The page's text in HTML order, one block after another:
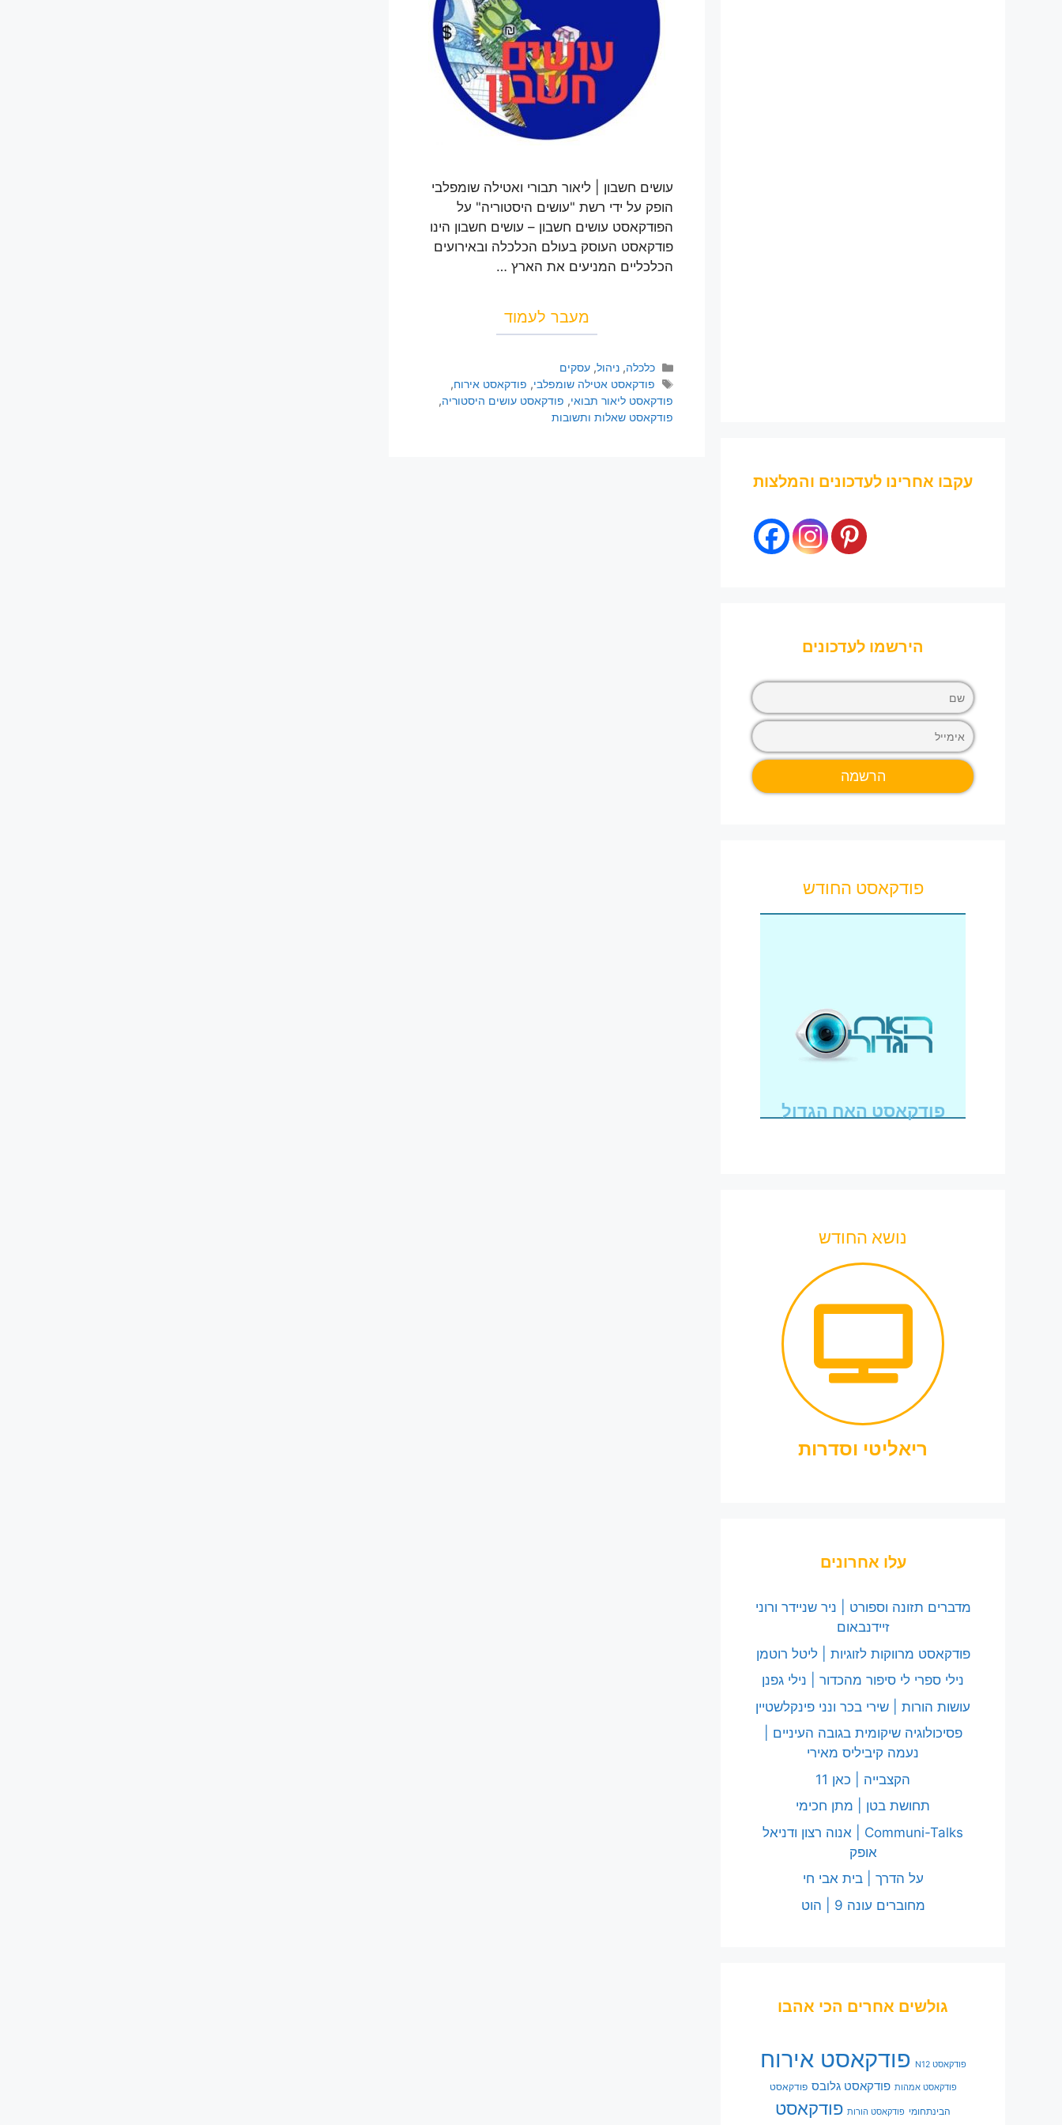
עושים חשבון | ליאור תבורי ואטילה שומפלבי
הופק על ידי רשת "עושים היסטוריה" על
הפודקאסט עושים חשבון – עושים חשבון הינו
פודקאסט העוסק בעולם הכלכלה ובאירועים
הכלכליים המניעים את הארץ …
מעבר לעמוד
כלכלה,ניהול,עסקים
פודקאסט אטילה שומפלבי, פודקאסט אירוח,
פודקאסט ליאור תבואי, פודקאסט עושים היסטוריה,
פודקאסט שאלות ותשובות
עקבו אחרינו לעדכונים והמלצות
הירשמו לעדכונים
פודקאסט החודש
פודקאסט האח הגדול
נושא החודש
ריאליטי וסדרות
עלו אחרונים
מדברים תזונה וספורט | ניר שניידר ורוני
זיידנבאום
פודקאסט מרווקות לזוגיות | ליטל רוטמן
נילי ספרי לי סיפור מהכדור | נילי גפנן
עושות הורות | שירי בכר ונני פינקלשטיין
פסיכולוגיה שיקומית בגובה העיניים |
נעמה קיביליס מאירי
הקצבייה | כאן 11
תחושת בטן | מתן חכימי
Communi-Talks | אנוה רצון ודניאל
אופק
על הדרך | בית אבי חי
מחוברים עונה 9 | הוט
גולשים אחרים הכי אהבו
פודקאסט N12 פודקאסט אירוח
פודקאסט אמהות פודקאסט גלובס פודקאסט
הבינתחומי פודקאסט הורות פודקאסט